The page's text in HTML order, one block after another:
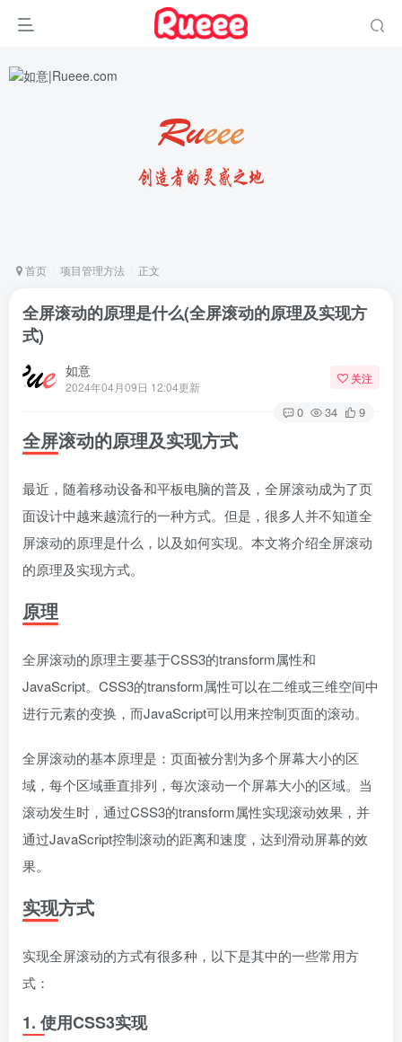
首页 项目管理方法 正文
全屏滚动的原理是什么(全屏滚动的原理及实现方
式)
如意
2024年04月09日 12:04更新
关注
0 34 9
全屏滚动的原理及实现方式
最近，随着移动设备和平板电脑的普及，全屏滚动成为了页
面设计中越来越流行的一种方式。但是，很多人并不知道全
屏滚动的原理是什么，以及如何实现。本文将介绍全屏滚动
的原理及实现方式。
原理
全屏滚动的原理主要基于CSS3的transform属性和
JavaScript。CSS3的transform属性可以在二维或三维空间中
进行元素的变换，而JavaScript可以用来控制页面的滚动。
全屏滚动的基本原理是：页面被分割为多个屏幕大小的区
域，每个区域垂直排列，每次滚动一个屏幕大小的区域。当
滚动发生时，通过CSS3的transform属性实现滚动效果，并
通过JavaScript控制滚动的距离和速度，达到滑动屏幕的效
果。
实现方式
实现全屏滚动的方式有很多种，以下是其中的一些常用方
式：
1. 使用CSS3实现